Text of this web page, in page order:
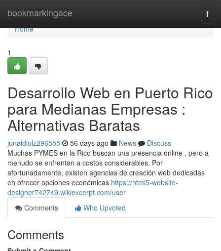
bookmarkingace
Home
Home
1
Desarrollo Web en Puerto Rico
para Medianas Empresas :
Alternativas Baratas
junaidiulz296555 56 days ago News
Discuss
Muchas PYMES en la Rico buscan una presencia online , pero a
menudo se enfrentan a costos considerables. Por
afortunadamente, existen agencias de creación web dedicadas
en ofrecer opciones económicas https://html5-website-
designer742749.wikiexcerpt.com/user
Comments
Who Upvoted
Comments